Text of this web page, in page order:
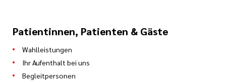
Patientinnen, Patienten & Gäste
Wahlleistungen
Ihr Aufenthalt bei uns
Begleitpersonen